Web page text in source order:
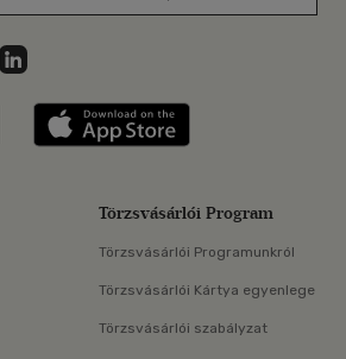
on
az Instagramon
Libri a LinkedInen
Libri applikáció Szerezd meg: Google
Törzsvásárlói Program
Törzsvásárlói Programunkról
Törzsvásárlói Kártya egyenlege
Törzsvásárlói szabályzat